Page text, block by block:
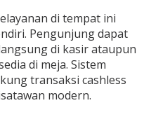
di tempat ini
Pengunjung dapat
di kasir ataupun
di meja. Sistem
transaksi cashless
modern.